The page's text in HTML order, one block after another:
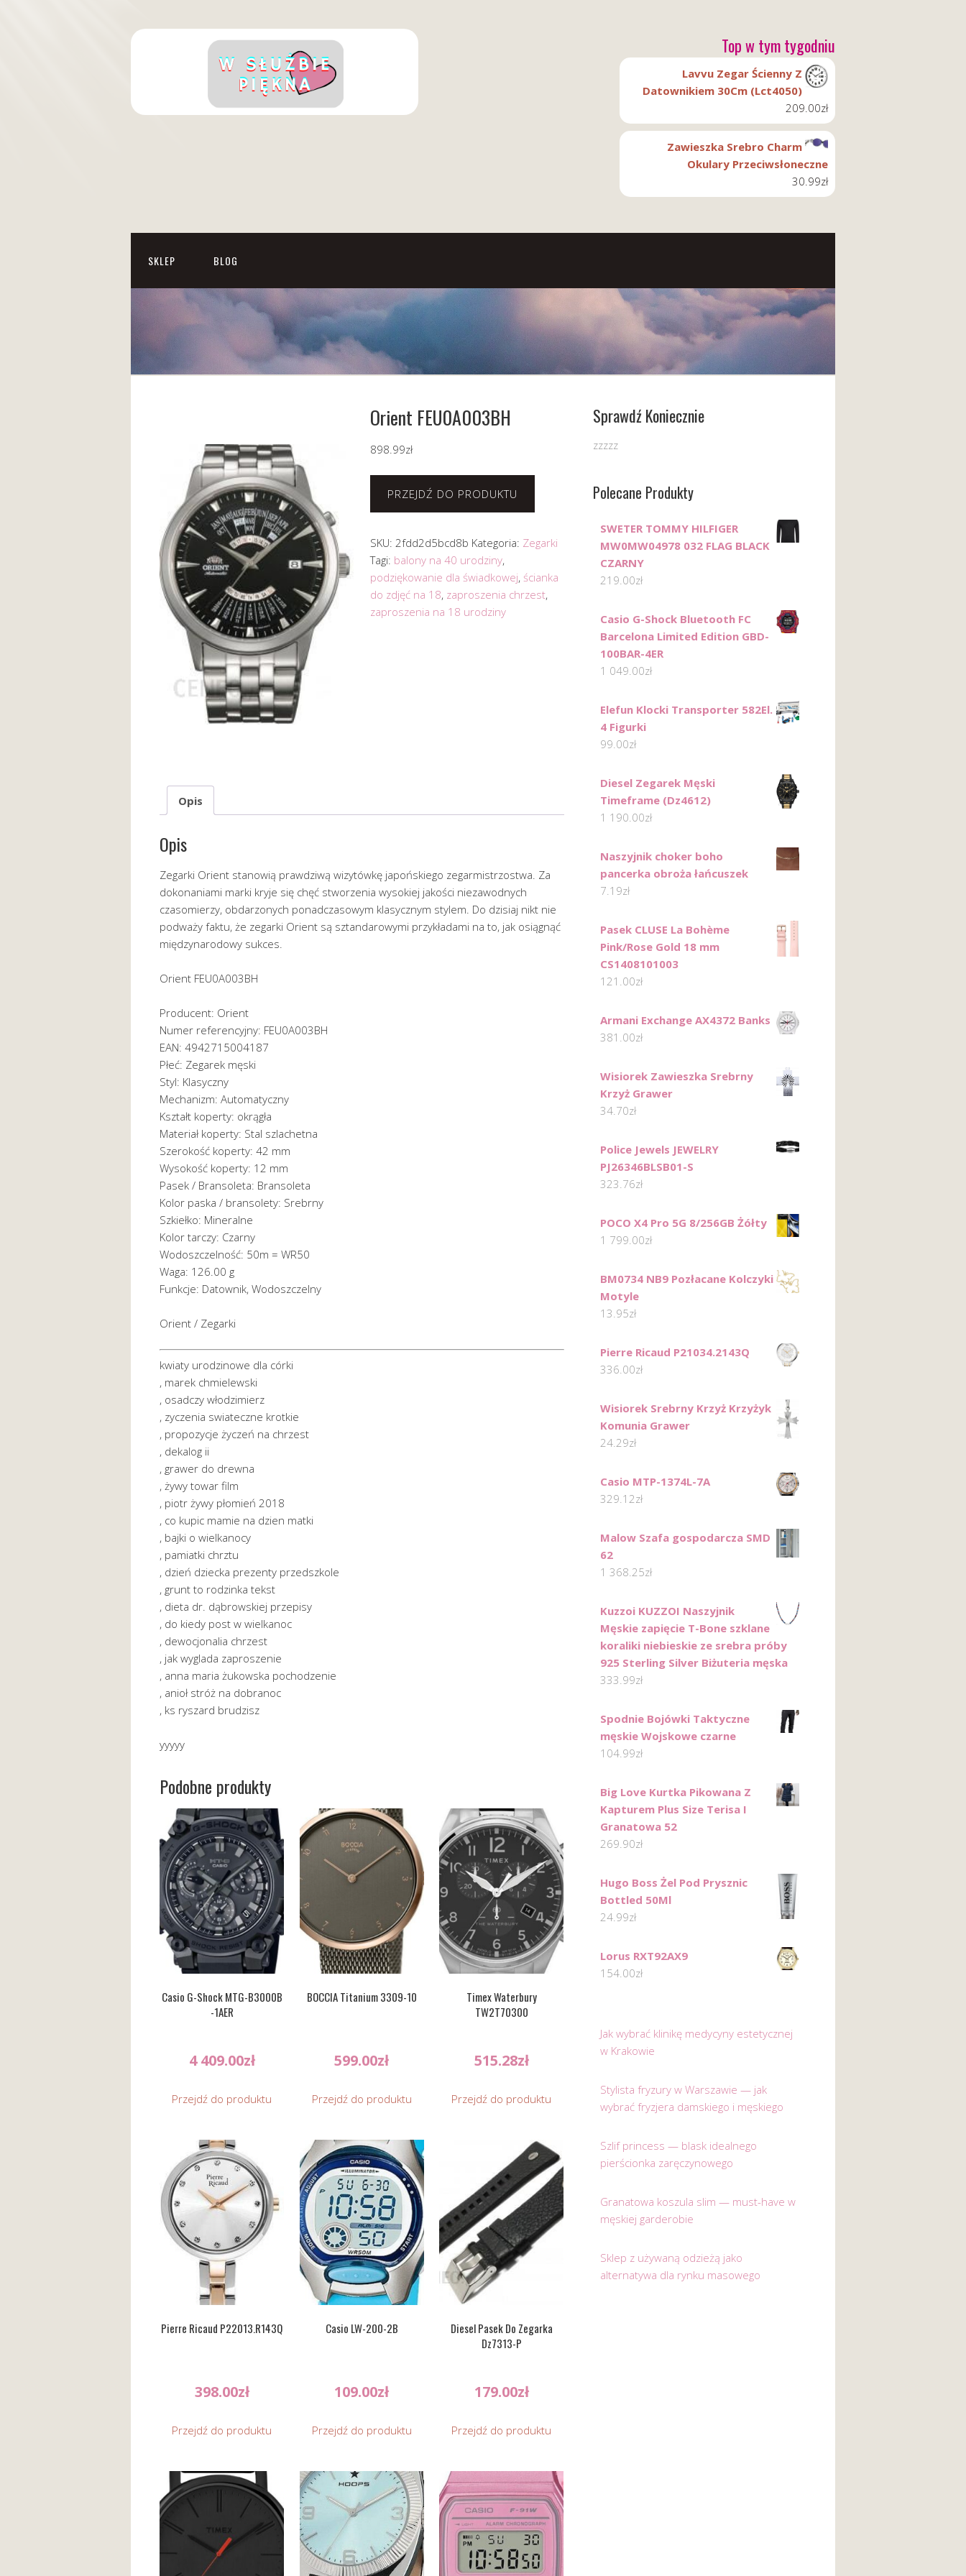
Top w tym tygodniu
Lavvu Zegar Ścienny Z
Datownikiem 30Cm (Lct4050)
209.00zł
Zawieszka Srebro Charm
Okulary Przeciwsłoneczne
30.99zł
SKLEP BLOG
Orient FEU0A003BH
898.99zł
PRZEJDŹ DO PRODUKTU
SKU: 2fdd2d5bcd8b Kategoria: Zegarki
Tagi: balony na 40 urodziny,
podziękowanie dla świadkowej, ścianka
do zdjęć na 18, zaproszenia chrzest,
zaproszenia na 18 urodziny
Opis
Opis
Zegarki Orient stanowią prawdziwą wizytówkę japońskiego zegarmistrzostwa. Za
dokonaniami marki kryje się chęć stworzenia wysokiej jakości niezawodnych
czasomierzy, obdarzonych ponadczasowym klasycznym stylem. Do dzisiaj nikt nie
podważy faktu, że zegarki Orient są sztandarowymi przykładami na to, jak osiągnąć
międzynarodowy sukces.
Orient FEU0A003BH
Producent: Orient
Numer referencyjny: FEU0A003BH
EAN: 4942715004187
Płeć: Zegarek męski
Styl: Klasyczny
Mechanizm: Automatyczny
Kształt koperty: okrągła
Materiał koperty: Stal szlachetna
Szerokość koperty: 42 mm
Wysokość koperty: 12 mm
Pasek / Bransoleta: Bransoleta
Kolor paska / bransolety: Srebrny
Szkiełko: Mineralne
Kolor tarczy: Czarny
Wodoszczelność: 50m = WR50
Waga: 126.00 g
Funkcje: Datownik, Wodoszczelny
Orient / Zegarki
kwiaty urodzinowe dla córki
, marek chmielewski
, osadczy włodzimierz
, zyczenia swiateczne krotkie
, propozycje życzeń na chrzest
, dekalog ii
, grawer do drewna
, żywy towar film
, piotr żywy płomień 2018
, co kupic mamie na dzien matki
, bajki o wielkanocy
, pamiatki chrztu
, dzień dziecka prezenty przedszkole
, grunt to rodzinka tekst
, dieta dr. dąbrowskiej przepisy
, do kiedy post w wielkanoc
, dewocjonalia chrzest
, jak wyglada zaproszenie
, anna maria żukowska pochodzenie
, anioł stróż na dobranoc
, ks ryszard brudzisz
yyyyy
Podobne produkty
Casio G-Shock MTG-B3000B
-1AER
4 409.00zł
Przejdź do produktu
BOCCIA Titanium 3309-10
599.00zł
Przejdź do produktu
Timex Waterbury
TW2T70300
515.28zł
Przejdź do produktu
Pierre Ricaud P22013.R143Q
398.00zł
Przejdź do produktu
Casio LW-200-2B
109.00zł
Przejdź do produktu
Diesel Pasek Do Zegarka
Dz7313-P
179.00zł
Przejdź do produktu
Sprawdź Koniecznie
zzzzz
Polecane Produkty
SWETER TOMMY HILFIGER
MW0MW04978 032 FLAG BLACK
CZARNY
219.00zł
Casio G-Shock Bluetooth FC
Barcelona Limited Edition GBD-
100BAR-4ER
1 049.00zł
Elefun Klocki Transporter 582El.
4 Figurki
99.00zł
Diesel Zegarek Męski
Timeframe (Dz4612)
1 190.00zł
Naszyjnik choker boho
pancerka obroża łańcuszek
7.19zł
Pasek CLUSE La Bohème
Pink/Rose Gold 18 mm
CS1408101003
121.00zł
Armani Exchange AX4372 Banks
381.00zł
Wisiorek Zawieszka Srebrny
Krzyż Grawer
34.70zł
Police Jewels JEWELRY
PJ26346BLSB01-S
323.76zł
POCO X4 Pro 5G 8/256GB Żółty
1 799.00zł
BM0734 NB9 Pozłacane Kolczyki
Motyle
13.95zł
Pierre Ricaud P21034.2143Q
336.00zł
Wisiorek Srebrny Krzyż Krzyżyk
Komunia Grawer
24.29zł
Casio MTP-1374L-7A
329.12zł
Malow Szafa gospodarcza SMD
62
1 368.25zł
Kuzzoi KUZZOI Naszyjnik
Męskie zapięcie T-Bone szklane
koraliki niebieskie ze srebra próby
925 Sterling Silver Biżuteria męska
333.99zł
Spodnie Bojówki Taktyczne
męskie Wojskowe czarne
104.99zł
Big Love Kurtka Pikowana Z
Kapturem Plus Size Terisa I
Granatowa 52
269.90zł
Hugo Boss Żel Pod Prysznic
Bottled 50Ml
24.99zł
Lorus RXT92AX9
154.00zł
Jak wybrać klinikę medycyny estetycznej
w Krakowie
Stylista fryzury w Warszawie — jak
wybrać fryzjera damskiego i męskiego
Szlif princess — blask idealnego
pierścionka zaręczynowego
Granatowa koszula slim — must-have w
męskiej garderobie
Sklep z używaną odzieżą jako
alternatywa dla rynku masowego